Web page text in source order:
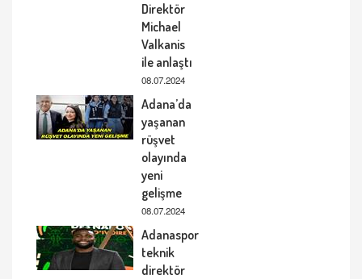
Direktör
Michael
Valkanis
ile anlaştı
08.07.2024
Adana’da
yaşanan
rüşvet
olayında
yeni
gelişme
08.07.2024
Adanaspor
teknik
direktör